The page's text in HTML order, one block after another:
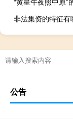
非法集资的特征有
公告